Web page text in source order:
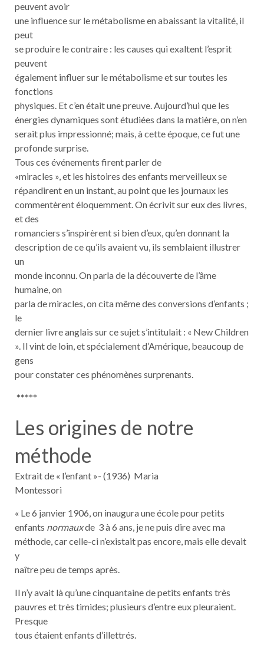
peuvent avoir
une influence sur le métabolisme en abaissant la vitalité, il
peut
se produire le contraire : les causes qui exaltent l’esprit
peuvent
également influer sur le métabolisme et sur toutes les
fonctions
physiques. Et c’en était une preuve. Aujourd’hui que les
énergies dynamiques sont étudiées dans la matière, on n’en
serait plus impressionné; mais, à cette époque, ce fut une
profonde surprise.
Tous ces événements firent parler de
«miracles », et les histoires des enfants merveilleux se
répandirent en un instant, au point que les journaux les
commentèrent éloquemment. On écrivit sur eux des livres,
et des
romanciers s’inspirèrent si bien d’eux, qu’en donnant la
description de ce qu’ils avaient vu, ils semblaient illustrer
un
monde inconnu. On parla de la découverte de l’âme
humaine, on
parla de miracles, on cita même des conversions d’enfants ;
le
dernier livre anglais sur ce sujet s’intitulait : « New Children
». Il vint de loin, et spécialement d’Amérique, beaucoup de
gens
pour constater ces phénomènes surprenants.
*****
Les origines de notre
méthode
Extrait de « l’enfant »- (1936) Maria
Montessori
« Le 6 janvier 1906, on inaugura une école pour petits
enfants normauxde 3 à 6 ans, je ne puis dire avec ma
méthode, car celle-ci n’existait pas encore, mais elle devait
y
naître peu de temps après.
Il n’y avait là qu’une cinquantaine de petits enfants très
pauvres et très timides; plusieurs d’entre eux pleuraient.
Presque
tous étaient enfants d’illettrés.